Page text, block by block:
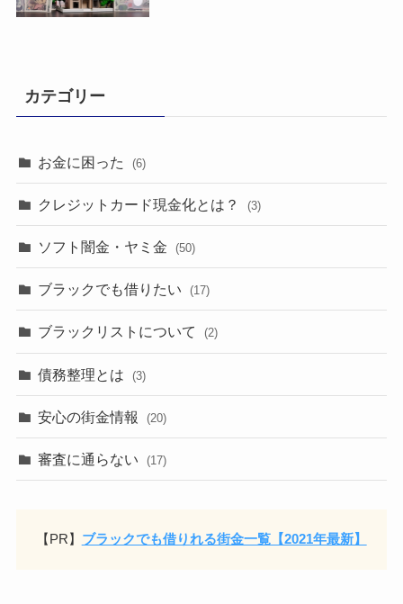
カテゴリー
お金に困った (6)
クレジットカード現金化とは？ (3)
ソフト闇金・ヤミ金 (50)
ブラックでも借りたい (17)
ブラックリストについて (2)
債務整理とは (3)
安心の街金情報 (20)
審査に通らない (17)
【PR】 ブラックでも借りれる街金一覧【2021年最新】